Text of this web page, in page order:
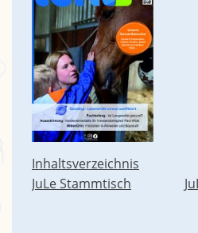
Inhaltsverzeichnis
JuLe Stammtisch